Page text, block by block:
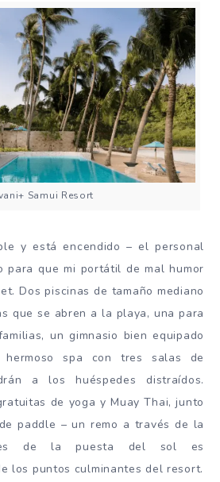
Samui Resort
y está encendido – el personal
para que mi portátil de mal humor
Dos piscinas de tamaño mediano
que se abren a la playa, una para
un gimnasio bien equipado
spa con tres salas de
a los huéspedes distraídos.
de yoga y Muay Thai, junto
paddle – un remo a través de la
de la puesta del sol es
los puntos culminantes del resort.